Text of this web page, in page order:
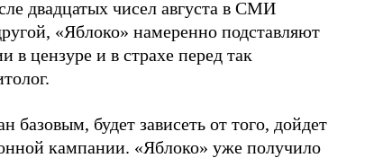
двадцатых чисел августа в СМИ
«Яблоко» намеренно подставляют
в цензуре и в страхе перед так
базовым, будет зависеть от того, дойдет
кампании. «Яблоко» уже получило